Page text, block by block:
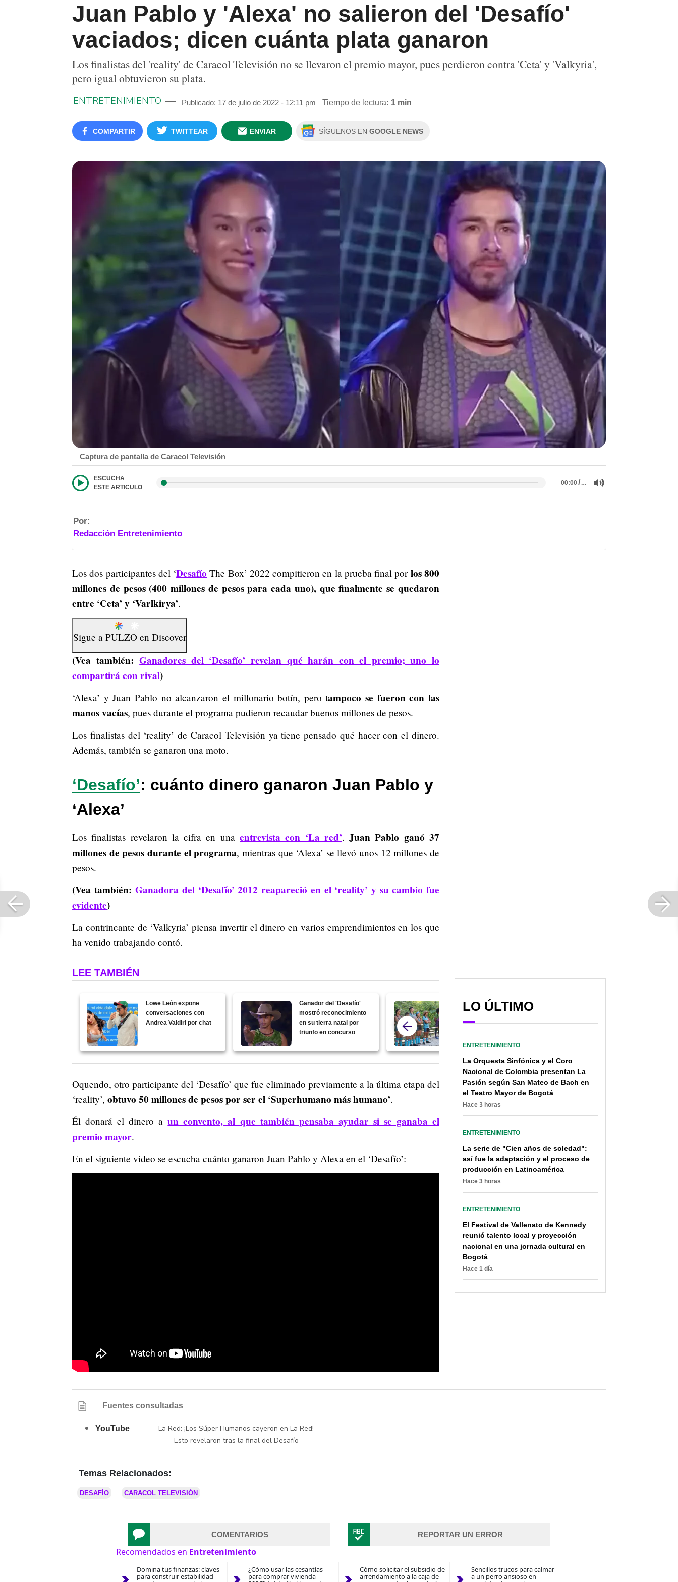
Juan Pablo y 'Alexa' no salieron del 'Desafío'
vaciados; dicen cuánta plata ganaron
Los finalistas del 'reality' de Caracol Televisión no se llevaron el premio mayor, pues perdieron contra 'Ceta' y 'Valkyria',
pero igual obtuvieron su plata.
ENTRETENIMIENTO Publicado: 17 de julio de 2022 - 12:11 pm Tiempo de lectura: 1 min
COMPARTIR TWITTEAR ENVIAR SÍGUENOS EN GOOGLE NEWS
Captura de pantalla de Caracol Televisión
ESCUCHA
ESTE ARTICULO
00:00/…
Por:
Redacción Entretenimiento
Los dos participantes del ‘Desafío The Box’ 2022 compitieron en la prueba final por los 800
millones de pesos (400 millones de pesos para cada uno), que finalmente se quedaron
entre ‘Ceta’ y ‘Varlkirya’.
Sigue a PULZO en Discover
(Vea también:Ganadores del ‘Desafío’ revelan qué harán con el premio; uno lo
compartirá con rival)
‘Alexa’ y Juan Pablo no alcanzaron el millonario botín, pero tampoco se fueron con las
manos vacías, pues durante el programa pudieron recaudar buenos millones de pesos.
Los finalistas del ‘reality’ de Caracol Televisión ya tiene pensado qué hacer con el dinero.
Además, también se ganaron una moto.
‘Desafío’: cuánto dinero ganaron Juan Pablo y
‘Alexa’
Los finalistas revelaron la cifra en una entrevista con ‘La red’.Juan Pablo ganó 37
millones de pesos durante el programa, mientras que ‘Alexa’ se llevó unos 12 millones de
pesos.
(Vea también:Ganadora del ‘Desafío’ 2012 reapareció en el ‘reality’ y su cambio fue
evidente)
La contrincante de ‘Valkyria’ piensa invertir el dinero en varios emprendimientos en los que
ha venido trabajando contó.
LEE TAMBIÉN
Lowe León expone
conversaciones con
Andrea Valdiri por chat
Ganador del 'Desafío'
mostró reconocimiento
en su tierra natal por
triunfo en concurso
Mujer acosa a
participante del ‘Desafío’
para que se haga
Oquendo, otro participante del ‘Desafío’ que fue eliminado previamente a la última etapa del
‘reality’, obtuvo 50 millones de pesos por ser el ‘Superhumano más humano’.
Él donará el dinero aun convento, al que también pensaba ayudar si se ganaba el
premio mayor.
En el siguiente video se escucha cuánto ganaron Juan Pablo y Alexa en el ‘Desafío’:
LO ÚLTIMO
ENTRETENIMIENTO
La Orquesta Sinfónica y el Coro
Nacional de Colombia presentan La
Pasión según San Mateo de Bach en
el Teatro Mayor de Bogotá
Hace 3 horas
ENTRETENIMIENTO
La serie de "Cien años de soledad":
así fue la adaptación y el proceso de
producción en Latinoamérica
Hace 3 horas
ENTRETENIMIENTO
El Festival de Vallenato de Kennedy
reunió talento local y proyección
nacional en una jornada cultural en
Bogotá
Hace 1 día
Fuentes consultadas
YouTube
La Red: ¡Los Súper Humanos cayeron en La Red!
Esto revelaron tras la final del Desafío
Temas Relacionados:
DESAFÍO CARACOL TELEVISIÓN
COMENTARIOS REPORTAR UN ERROR
Recomendados en Entretenimiento
Domina tus finanzas: claves
para construir estabilidad
¿Cómo usar las cesantías
para comprar vivienda
Cómo solicitar el subsidio de
arrendamiento a la caja de
Sencillos trucos para calmar
a un perro ansioso en